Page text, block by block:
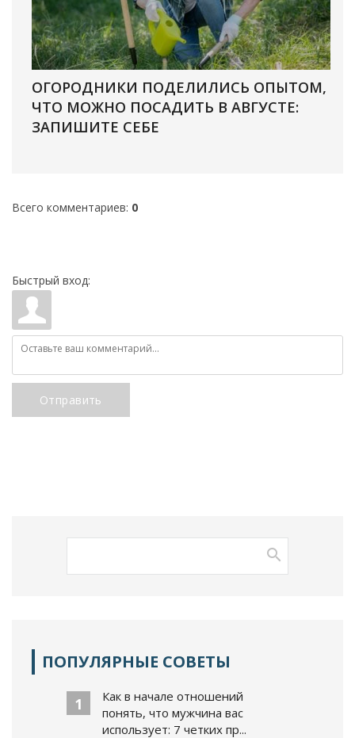
ОГОРОДНИКИ ПОДЕЛИЛИСЬ ОПЫТОМ,
ЧТО МОЖНО ПОСАДИТЬ В АВГУСТЕ:
ЗАПИШИТЕ СЕБЕ
Всего комментариев: 0
Быстрый вход:
Отправить
ПОПУЛЯРНЫЕ СОВЕТЫ
1
Как в начале отношений
понять, что мужчина вас
использует: 7 четких пр...